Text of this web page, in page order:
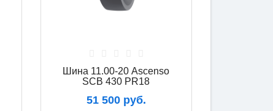
Шина 11.00-20 Ascenso
SCB 430 PR18
51 500 руб.